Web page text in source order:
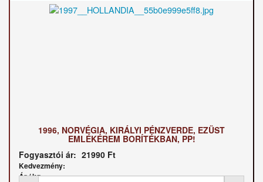
1996, NORVÉGIA, KIRÁLYI PÉNZVERDE, EZÜST
EMLÉKÉREM BORÍTÉKBAN, PP!
Fogyasztói ár: 21990 Ft
Kedvezmény:
Ár / kg: